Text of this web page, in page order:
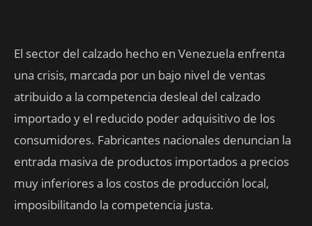
El sector del calzado hecho en Venezuela enfrenta
una crisis, marcada por un bajo nivel de ventas
atribuido a la competencia desleal del calzado
importado y el reducido poder adquisitivo de los
consumidores. Fabricantes nacionales denuncian la
entrada masiva de productos importados a precios
muy inferiores a los costos de producción local,
imposibilitando la competencia justa.